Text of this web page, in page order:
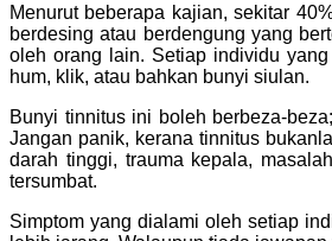
Menurut beberapa kajian, sekitar
berdesing atau berdengung yang
oleh orang lain. Setiap individu
hum, klik, atau bahkan bunyi siulan.
Bunyi tinnitus ini boleh berbeza-
Jangan panik, kerana tinnitus
darah tinggi, trauma kepala,
tersumbat.
Simptom yang dialami oleh setiap